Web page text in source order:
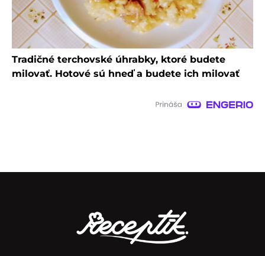
Tradičné terchovské úhrabky, ktoré budete
milovať. Hotové sú hneď a budete ich milovať